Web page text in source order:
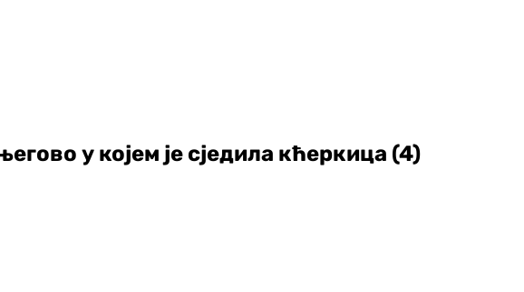
у којем је сједила кћеркица (4)